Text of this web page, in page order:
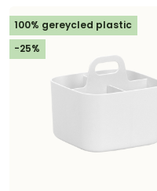
100% gereycled plastic
-25%